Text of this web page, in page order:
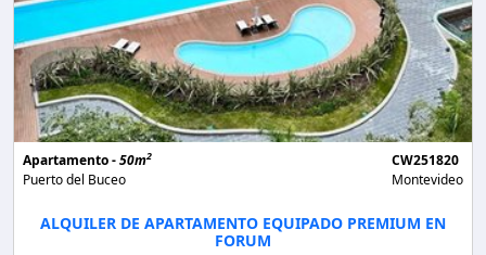
Apartamento -50m2
Puerto del Buceo
CW251820
Montevideo
ALQUILER DE APARTAMENTO EQUIPADO PREMIUM EN
FORUM